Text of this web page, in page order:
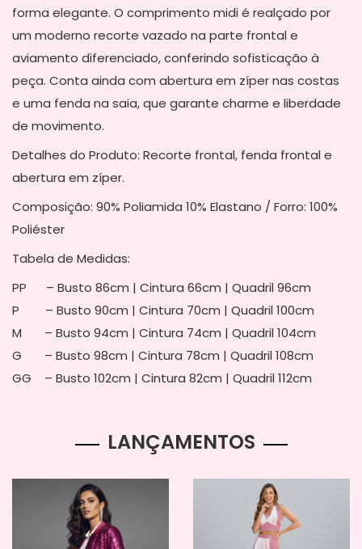
forma elegante. O comprimento midi é realçado por
um moderno recorte vazado na parte frontal e
aviamento diferenciado, conferindo sofisticação à
peça. Conta ainda com abertura em zíper nas costas
e uma fenda na saia, que garante charme e liberdade
de movimento.
Detalhes do Produto: Recorte frontal, fenda frontal e
abertura em zíper.
Composição: 90% Poliamida 10% Elastano / Forro: 100%
Poliéster
Tabela de Medidas:
PP – Busto 86cm | Cintura 66cm | Quadril 96cm
P – Busto 90cm | Cintura 70cm | Quadril 100cm
M – Busto 94cm | Cintura 74cm | Quadril 104cm
G – Busto 98cm | Cintura 78cm | Quadril 108cm
GG – Busto 102cm | Cintura 82cm | Quadril 112cm
LANÇAMENTOS